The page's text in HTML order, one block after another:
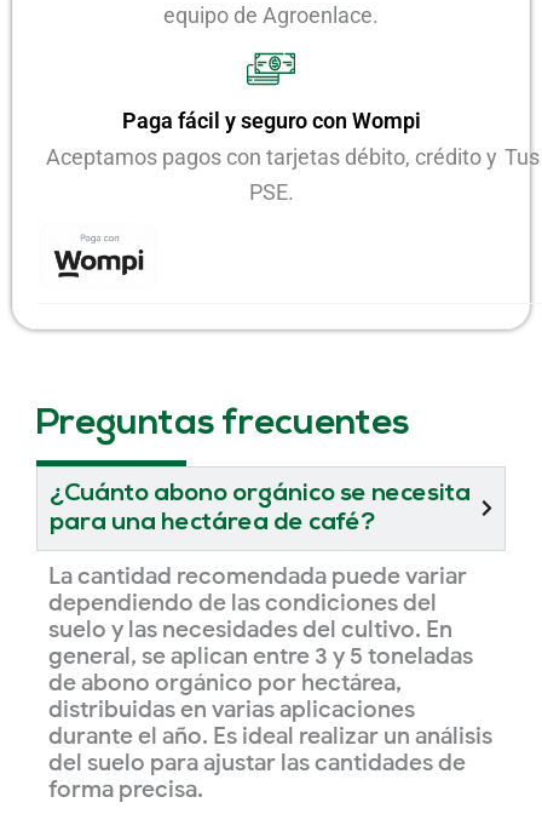
equipo de Agroenlace.
Paga fácil y seguro con Wompi
Aceptamos pagos con tarjetas débito, crédito y
PSE.
Preguntas frecuentes
¿Cuánto abono orgánico se necesita
para una hectárea de café?
La cantidad recomendada puede variar
dependiendo de las condiciones del
suelo y las necesidades del cultivo. En
general, se aplican entre 3 y 5 toneladas
de abono orgánico por hectárea,
distribuidas en varias aplicaciones
durante el año. Es ideal realizar un análisis
del suelo para ajustar las cantidades de
forma precisa.